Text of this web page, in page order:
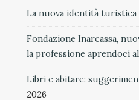
La nuova identità turistica
Fondazione Inarcassa,
la professione aprendoci
Libri e abitare:
2026